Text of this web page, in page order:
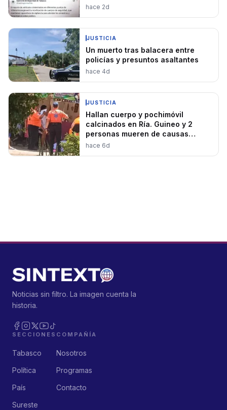
hace 2d
JUSTICIA
Un muerto tras balacera entre
policías y presuntos asaltantes
hace 4d
JUSTICIA
Hallan cuerpo y pochimóvil
calcinados en Ría. Guineo y 2
personas mueren de causas
naturales en Centro y Nacajuca
hace 6d
Noticias sin filtro. La imagen cuenta la
historia.
SECCIONES
Tabasco
Política
País
Sureste
COMPAÑÍA
Nosotros
Programas
Contacto